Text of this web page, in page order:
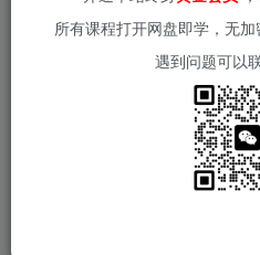
所有课程打开网盘即学，无
遇到问题可以